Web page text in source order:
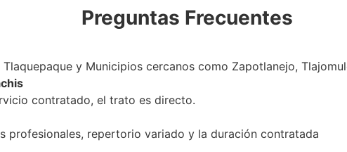
Preguntas Frecuentes
y Municipios cercanos como Zapotlanejo,
contratado, el trato es directo.
profesionales, repertorio variado y la duración contratada